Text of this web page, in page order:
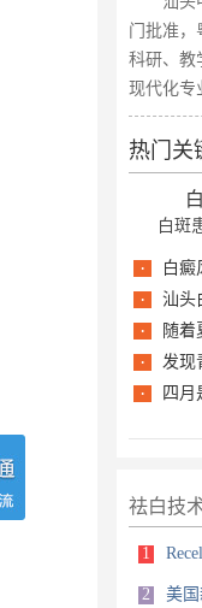
门批准，
科研、教
现代化专
热门关
白斑
· 白癜
· 汕头
· 随着
· 发现
· 四月
祛白技
1